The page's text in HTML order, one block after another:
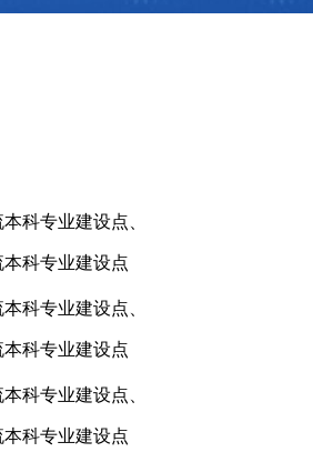
科专业建设点、
科专业建设点
科专业建设点、
科专业建设点
科专业建设点、
科专业建设点